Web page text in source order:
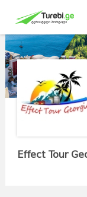
Effect Tour